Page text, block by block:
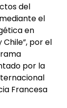
del
el
en
por el
por la
Francesa